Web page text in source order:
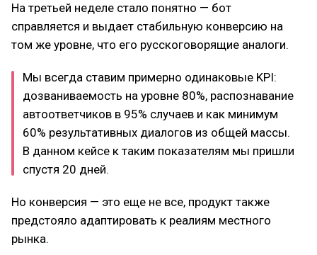
На третьей неделе стало понятно — бот
справляется и выдает стабильную конверсию на
том же уровне, что его русскоговорящие аналоги.
Мы всегда ставим примерно одинаковые KPI:
дозваниваемость на уровне 80%, распознавание
автоответчиков в 95% случаев и как минимум
60% результативных диалогов из общей массы.
В данном кейсе к таким показателям мы пришли
спустя 20 дней.
Но конверсия — это еще не все, продукт также
предстояло адаптировать к реалиям местного
рынка.